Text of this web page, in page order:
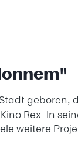
geboren,
Rex. In
weitere